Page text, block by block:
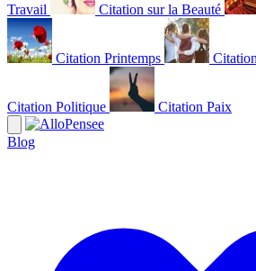
Travail Citation sur la Beauté
Citation Printemps
Citation Politique Citation Paix
Blog